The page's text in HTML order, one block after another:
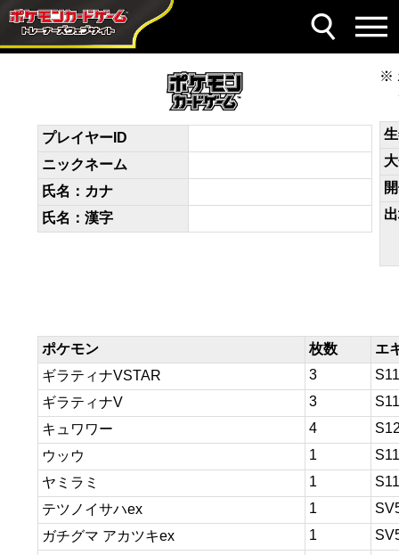
デッキコード
v5f5kV-P8dFF5-FFfFFw
プレイヤーID
ニックネーム
氏名：カナ
氏名：漢字
ポケモン 枚数
エ
ギラティナVSTAR
3
S11
ギラティナV
3
S11
キュワワー
4
ウッウ
1
S11
ヤミラミ
1
S11
テツノイサハex
1
ガチグマ アカツキex
1